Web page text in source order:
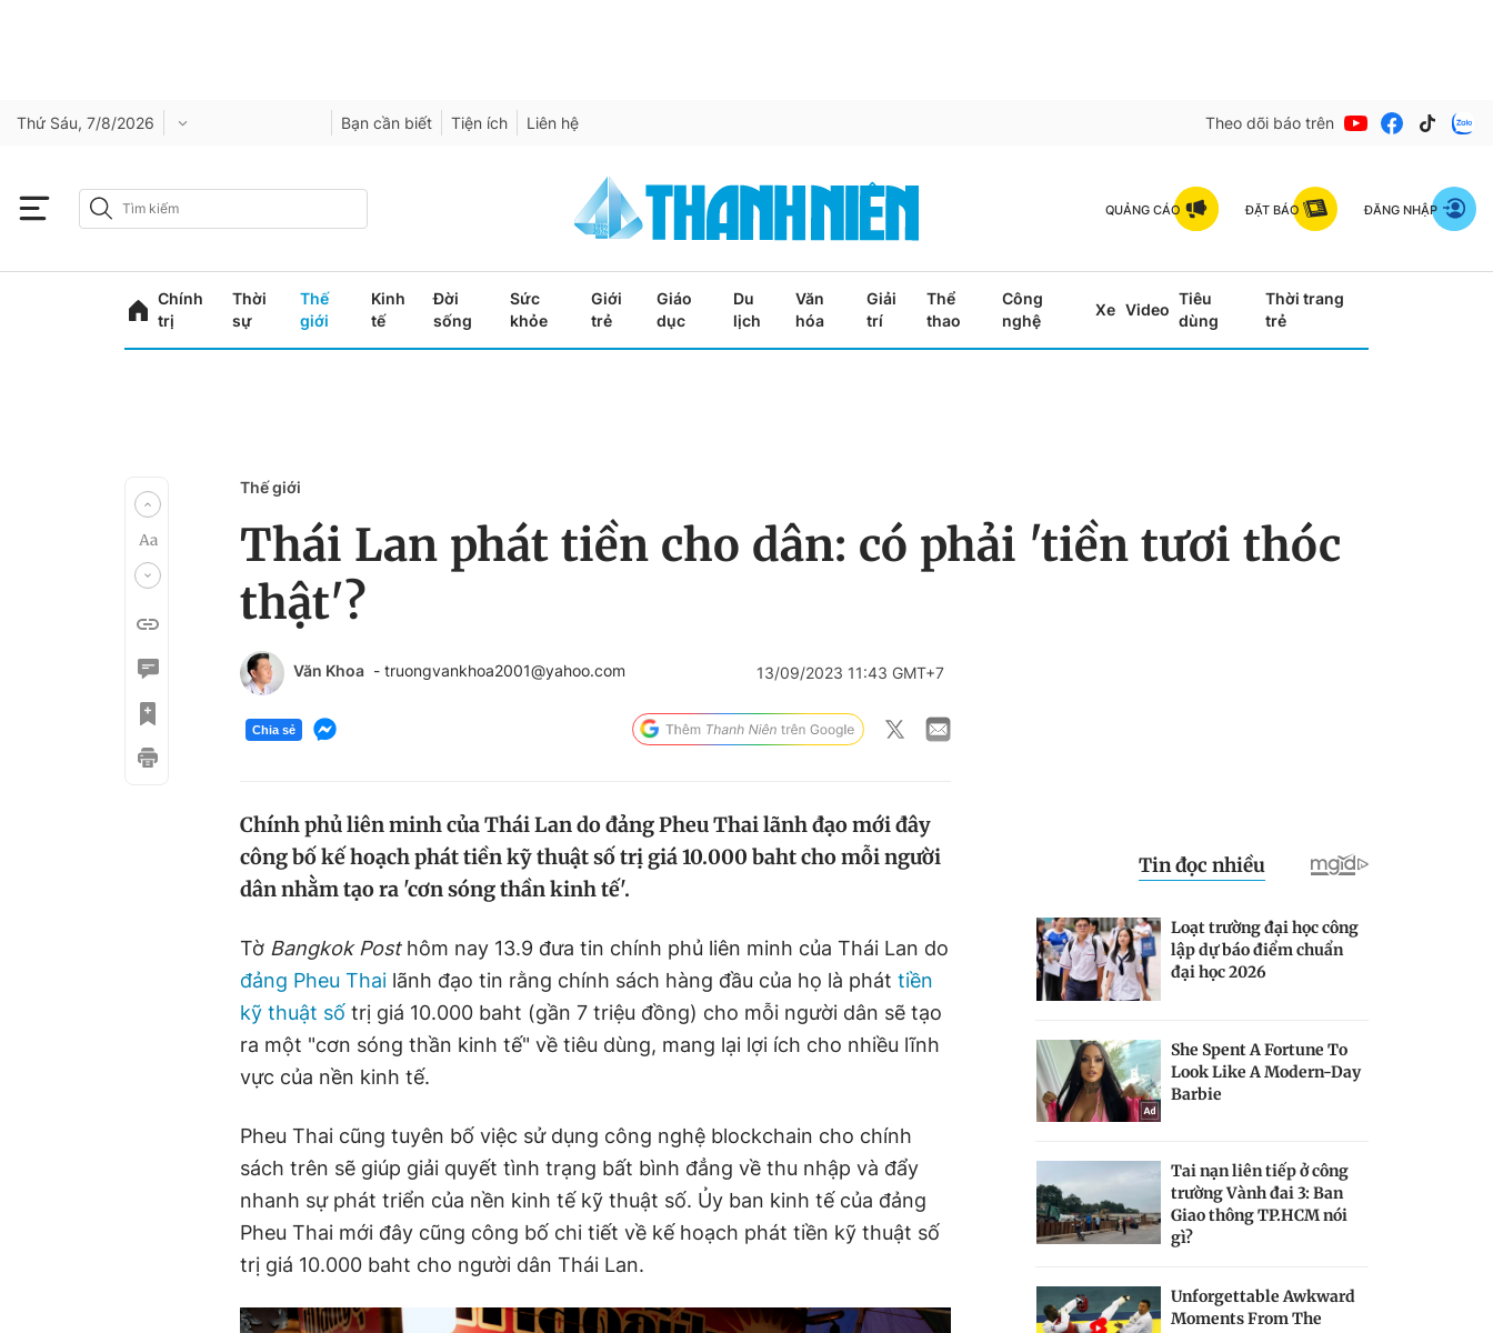
Thứ Sáu, 7/8/2026 Bạn cần biết Tiện ích Liên hệ Theo dõi báo trên
QUẢNG CÁO ĐẶT BÁO ĐĂNG NHẬP
Chính
trị
Thời
sự
Thế
giới
Kinh
tế
Đời
sống
Sức
khỏe
Giới
trẻ
Giáo
dục
Du
lịch
Văn
hóa
Giải
trí
Thể
thao
Công
nghệ
Xe Video
Tiêu
dùng
Thời trang
trẻ
Thế giới
Thái Lan phát tiền cho dân: có phải 'tiền tươi thóc
thật'?
Văn Khoa - truongvankhoa2001@yahoo.com 13/09/2023 11:43 GMT+7
Chia sẻ
Chính phủ liên minh của Thái Lan do đảng Pheu Thai lãnh đạo mới đây
công bố kế hoạch phát tiền kỹ thuật số trị giá 10.000 baht cho mỗi người
dân nhằm tạo ra 'cơn sóng thần kinh tế'.
Tờ Bangkok Posthôm nay 13.9 đưa tin chính phủ liên minh của Thái Lan do
đảng Pheu Thai lãnh đạo tin rằng chính sách hàng đầu của họ là phát tiền
kỹ thuật số trị giá 10.000 baht (gần 7 triệu đồng) cho mỗi người dân sẽ tạo
ra một "cơn sóng thần kinh tế" về tiêu dùng, mang lại lợi ích cho nhiều lĩnh
vực của nền kinh tế.
Pheu Thai cũng tuyên bố việc sử dụng công nghệ blockchain cho chính
sách trên sẽ giúp giải quyết tình trạng bất bình đẳng về thu nhập và đẩy
nhanh sự phát triển của nền kinh tế kỹ thuật số. Ủy ban kinh tế của đảng
Pheu Thai mới đây cũng công bố chi tiết về kế hoạch phát tiền kỹ thuật số
trị giá 10.000 baht cho người dân Thái Lan.